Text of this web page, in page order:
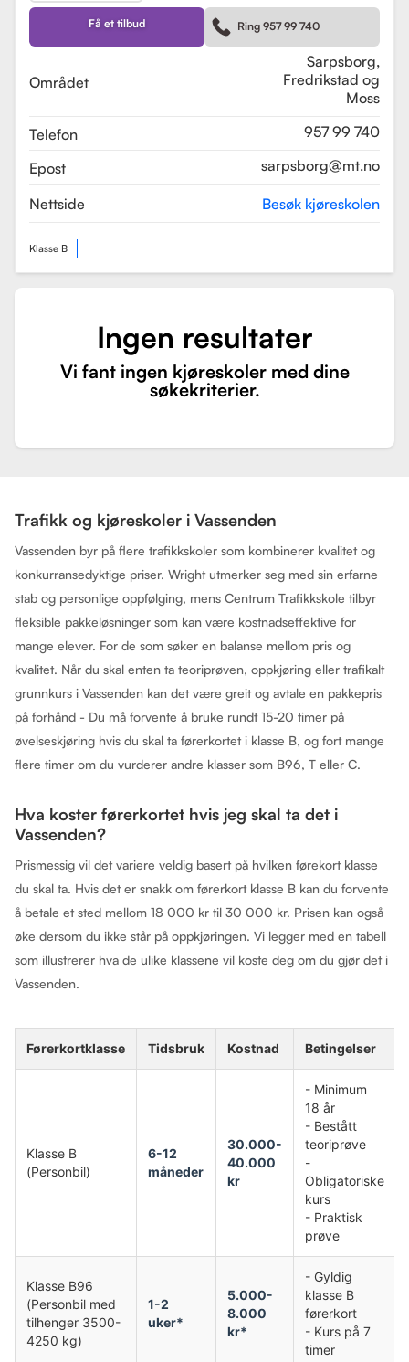
på undervisningen, og har fått
positive tilbakemeldinger fra elever,
med vurderinger som 5.0 i
Sarpsborg og 4.4 i Fredrikstad.
Få et tilbud Ring 957 99 740
Området
Sarpsborg,
Fredrikstad og
Moss
Telefon
957 99 740
Epost
sarpsborg@mt.no
Nettside Besøk kjøreskolen
Klasse B
Ingen resultater
Vi fant ingen kjøreskoler med dine
søkekriterier.
Trafikk og kjøreskoler i Vassenden
Vassenden byr på flere trafikkskoler som kombinerer kvalitet og
konkurransedyktige priser. Wright utmerker seg med sin erfarne
stab og personlige oppfølging, mens Centrum Trafikkskole tilbyr
fleksible pakkeløsninger som kan være kostnadseffektive for
mange elever. For de som søker en balanse mellom pris og
kvalitet. Når du skal enten ta teoriprøven, oppkjøring eller trafikalt
grunnkurs i Vassenden kan det være greit og avtale en pakkepris
på forhånd - Du må forvente å bruke rundt 15-20 timer på
øvelseskjøring hvis du skal ta førerkortet i klasse B, og fort mange
flere timer om du vurderer andre klasser som B96, T eller C.
Hva koster førerkortet hvis jeg skal ta det i
Vassenden?
Prismessig vil det variere veldig basert på hvilken førekort klasse
du skal ta. Hvis det er snakk om førerkort klasse B kan du forvente
å betale et sted mellom 18 000 kr til 30 000 kr. Prisen kan også
øke dersom du ikke står på oppkjøringen. Vi legger med en tabell
som illustrerer hva de ulike klassene vil koste deg om du gjør det i
Vassenden.
Førerkortklasse Tidsbruk Kostnad Betingelser
Klasse B
(Personbil)
6-12
måneder
30.000-
40.000
kr
- Minimum
18 år
- Bestått
teoriprøve
-
Obligatoriske
kurs
- Praktisk
prøve
Klasse B96
(Personbil med
tilhenger 3500-
4250 kg)
1-2
uker*
5.000-
8.000
kr*
- Gyldig
klasse B
førerkort
- Kurs på 7
timer